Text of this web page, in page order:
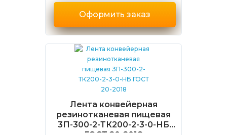
Оформить заказ
Лента конвейерная
резинотканевая пищевая
3П-300-2-ТК200-2-3-0-НБ